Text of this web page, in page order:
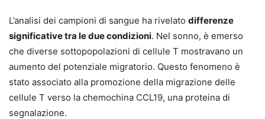
L’analisi dei campioni di sangue ha rivelato differenze
significative tra le due condizioni. Nel sonno, è emerso
che diverse sottopopolazioni di cellule T mostravano un
aumento del potenziale migratorio. Questo fenomeno è
stato associato alla promozione della migrazione delle
cellule T verso la chemochina CCL19, una proteina di
segnalazione.